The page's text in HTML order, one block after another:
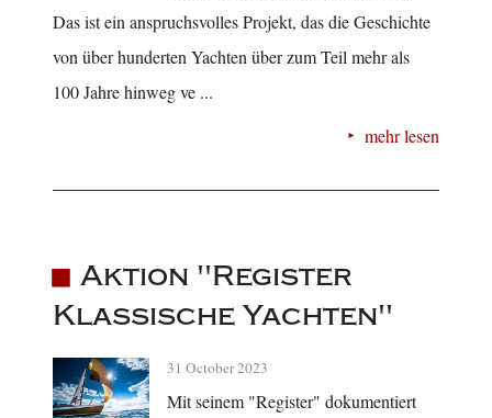
Das ist ein anspruchsvolles Projekt, das die Geschichte
von über hunderten Yachten über zum Teil mehr als
100 Jahre hinweg ve ...
mehr lesen
Aktion "Register
Klassische Yachten"
31 October 2023
Mit seinem "Register" dokumentiert